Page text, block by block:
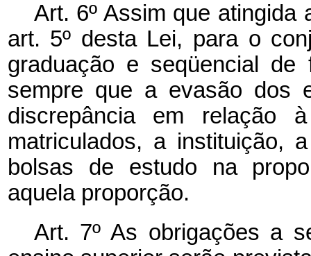
Art. 6º Assim que atingida
art. 5º desta Lei, para o
graduação e seqüencial de
sempre que a evasão dos
discrepância em relação
matriculados, a instituição,
bolsas de estudo na
aquela proporção.
Art. 7º As obrigações a